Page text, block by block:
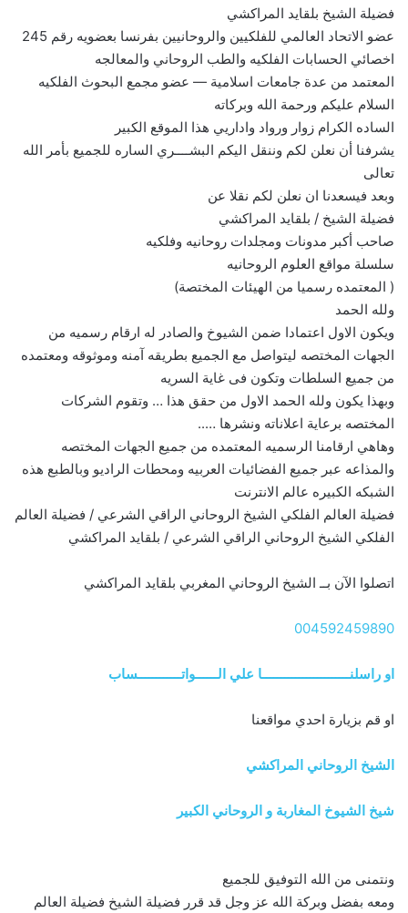
فضيلة الشيخ بلقايد المراكشي
عضو الاتحاد العالمي للفلكيين والروحانيين بفرنسا بعضويه رقم 245
اخصائي الحسابات الفلكيه والطب الروحاني والمعالجه
المعتمد من عدة جامعات اسلامية — عضو مجمع البحوث الفلكيه
السلام عليكم ورحمة الله وبركاته
الساده الكرام زوار ورواد واداريي هذا الموقع الكبير
يشرفنا أن نعلن لكم وننقل اليكم البشــــري الساره للجميع بأمر الله
تعالى
وبعد فيسعدنا ان نعلن لكم نقلا عن
فضيلة الشيخ / بلقايد المراكشي
صاحب أكبر مدونات ومجلدات روحانيه وفلكيه
سلسلة مواقع العلوم الروحانيه
( المعتمده رسميا من الهيئات المختصة)
ولله الحمد
ويكون الاول اعتمادا ضمن الشيوخ والصادر له ارقام رسميه من
الجهات المختصه ليتواصل مع الجميع بطريقه آمنه وموثوقه ومعتمده
من جميع السلطات وتكون فى غاية السريه
وبهذا يكون ولله الحمد الاول من حقق هذا … وتقوم الشركات
المختصه برعاية اعلاناته ونشرها …..
وهاهي ارقامنا الرسميه المعتمده من جميع الجهات المختصه
والمذاعه عبر جميع الفضائيات العربيه ومحطات الراديو وبالطبع هذه
الشبكه الكبيره عالم الانترنت
فضيلة العالم الفلكي الشيخ الروحاني الراقي الشرعي / فضيلة العالم
الفلكي الشيخ الروحاني الراقي الشرعي / بلقايد المراكشي
اتصلوا الآن بــ الشيخ الروحاني المغربي بلقايد المراكشي
004592459890
او راسلنــــــــــــــــــــــــا علي الــــــواتــــــــــــساب
او قم بزيارة احدي مواقعنا
الشيخ الروحاني المراكشي
شيخ الشيوخ المغاربة و الروحاني الكبير
ونتمنى من الله التوفيق للجميع
ومعه بفضل وبركة الله عز وجل قد قرر فضيلة الشيخ فضيلة العالم